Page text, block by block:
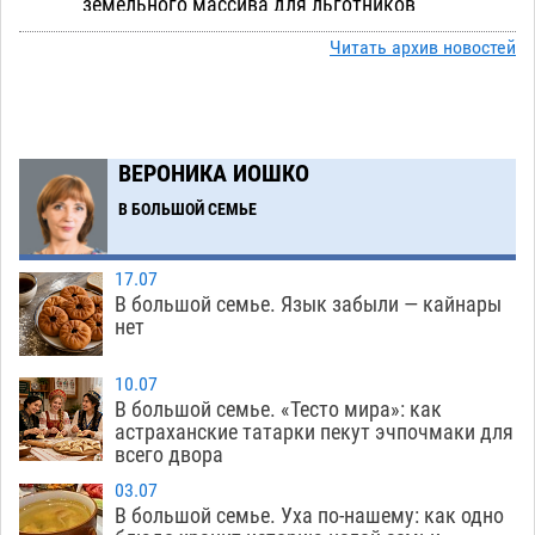
07.08 457
14:44
Астраханские кутилы сменили барные стойки
на полицейские дежурки
14:09
С 11 августа астраханские водоемы
обеспечат притоком в семь тысяч кубов
13:29
Астраханский аэропорт попробует отбиться
от ворон в апелляционном суде
07.08
12:53
Астраханские археологи откопали древнюю
помойку
Читать архив новостей
ВЕРОНИКА ИОШКО
В БОЛЬШОЙ СЕМЬЕ
17.07
В большой семье. Язык забыли — кайнары
нет
10.07
В большой семье. «Тесто мира»: как
астраханские татарки пекут эчпочмаки для
всего двора
03.07
В большой семье. Уха по-нашему: как одно